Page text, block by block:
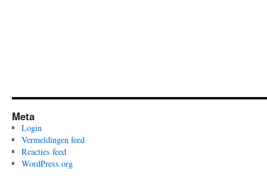
Meta
Login
Vermeldingen feed
Reacties feed
WordPress.org